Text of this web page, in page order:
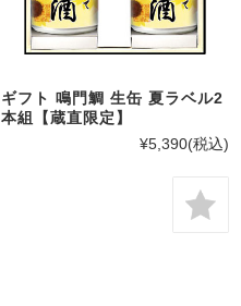
ギフト 鳴門鯛 生缶 夏ラベル2
本組【蔵直限定】
¥5,390(税込)